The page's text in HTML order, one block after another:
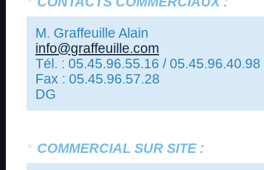
M. Graffeuille Alain
info@graffeuille.com
Tél. : 05.45.96.55.16 / 05.45.96.40.98
Fax : 05.45.96.57.28
DG
COMMERCIAL SUR SITE :